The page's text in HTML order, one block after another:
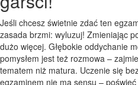
Jeśli chcesz świetnie zdać ten
zasada brzmi: wyluzuj! Zmieniając
dużo więcej. Głębokie oddychanie
pomysłem jest też rozmowa –
tematem niż matura. Uczenie się
egzaminem nie ma sensu –